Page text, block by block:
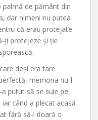
palmă de pământ din
dar nimeni nu putea
că erau protejate
ți protejeze și ție
deși era tare
memoria nu-l
putut să se suie pe
când a plecat acasă
fără să-l doară o